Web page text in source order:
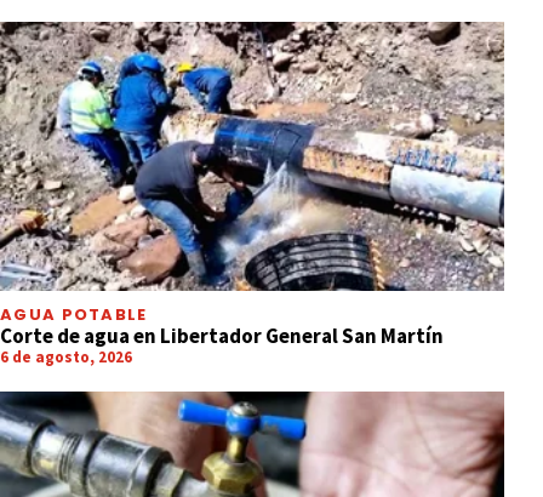
AGUA POTABLE
Corte de agua en Libertador General San Martín
6 de agosto, 2026